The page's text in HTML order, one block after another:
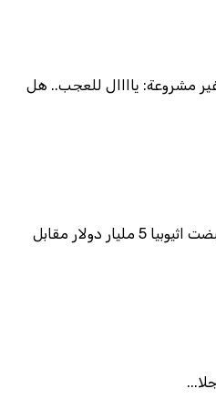
مشروعة: ياااال للعجب.. هل
السد مشروع إسرائيلي قبضت اثيوبيا 5 مليار دولار مقابل